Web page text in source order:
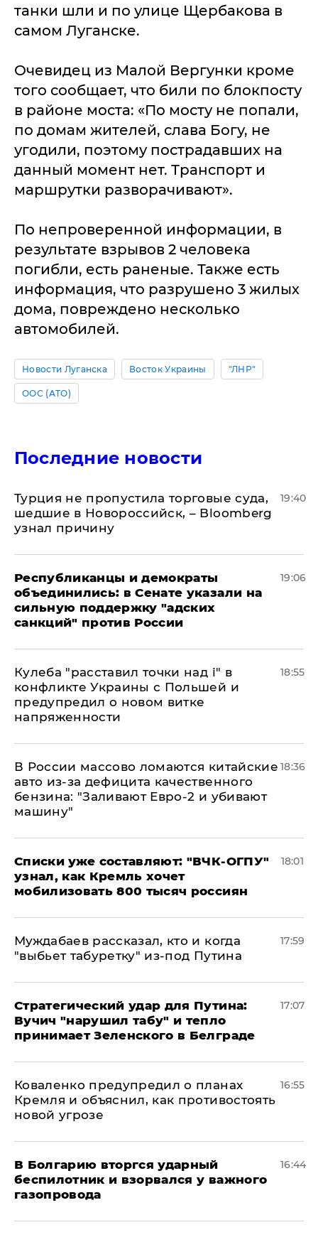
танки шли и по улице Щербакова в
самом Луганске.
Очевидец из Малой Вергунки кроме
того сообщает, что били по блокпосту
в районе моста: «По мосту не попали,
по домам жителей, слава Богу, не
угодили, поэтому пострадавших на
данный момент нет. Транспорт и
маршрутки разворачивают».
По непроверенной информации, в
результате взрывов 2 человека
погибли, есть раненые. Также есть
информация, что разрушено 3 жилых
дома, повреждено несколько
автомобилей.
Новости Луганска Восток Украины "ЛНР"
ООС (АТО)
Последние новости
Турция не пропустила торговые суда,
шедшие в Новороссийск, – Bloomberg
узнал причину
19:40
Республиканцы и демократы
объединились: в Сенате указали на
сильную поддержку "адских
санкций" против России
19:06
Кулеба "расставил точки над і" в
конфликте Украины с Польшей и
предупредил о новом витке
напряженности
18:55
В России массово ломаются китайские
авто из-за дефицита качественного
бензина: "Заливают Евро-2 и убивают
машину"
18:36
Списки уже составляют: "ВЧК-ОГПУ"
узнал, как Кремль хочет
мобилизовать 800 тысяч россиян
18:01
Муждабаев рассказал, кто и когда
"выбьет табуретку" из-под Путина
17:59
Стратегический удар для Путина:
Вучич "нарушил табу" и тепло
принимает Зеленского в Белграде
17:07
Коваленко предупредил о планах
Кремля и объяснил, как противостоять
новой угрозе
16:55
В Болгарию вторгся ударный
беспилотник и взорвался у важного
газопровода
16:44